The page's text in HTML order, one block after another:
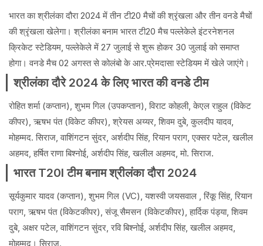
भारत का श्रीलंका दौरा 2024 में तीन टी20 मैचों की श्रृंखला और तीन वनडे मैचों
की श्रृंखला खेलेगा। श्रीलंका बनाम भारत टी20 मैच पल्लेकेले इंटरनेशनल
क्रिकेट स्टेडियम, पल्लेकेले में 27 जुलाई से शुरू होकर 30 जुलाई को समाप्त
होगा। वनडे मैच 02 अगस्त से कोलंबो के आर.प्रेमदासा स्टेडियम में खेले जाएंगे।
श्रीलंका दौरे 2024 के लिए भारत की वनडे टीम
रोहित शर्मा (कप्तान), शुभम गिल (उपकप्तान), विराट कोहली, केएल राहुल (विकेट
कीपर), ऋषभ पंत (विकेट कीपर), श्रेयस अय्यर, शिवम दुबे, कुलदीप यादव,
मोहम्मद. सिराज, वाशिंगटन सुंदर, अर्शदीप सिंह, रियान पराग, एक्सर पटेल, खलील
अहमद, हर्षित राणा बिश्नोई, अर्शदीप सिंह, खलील अहमद, मो. सिराज.
भारत T20I टीम बनाम श्रीलंका दौरा 2024
सूर्यकुमार यादव (कप्तान), शुभम गिल (VC), यशस्वी जयसवाल , रिंकू सिंह, रियान
पराग, ऋषभ पंत (विकेटकीपर), संजू सैमसन (विकेटकीपर), हार्दिक पंड्या, शिवम
दुबे, अक्षर पटेल, वाशिंगटन सुंदर, रवि बिश्नोई, अर्शदीप सिंह, खलील अहमद,
मोहम्मद। सिराज.